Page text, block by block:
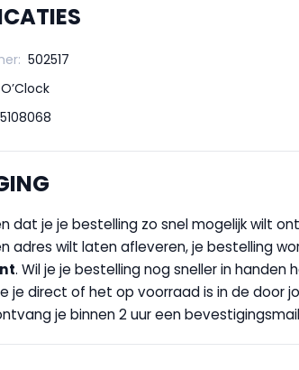
502517
dat je je bestelling zo snel mogelijk wilt
adres wilt laten afleveren, je bestelling
. Wil je je bestelling nog sneller in handen
je direct of het op voorraad is in de door
je binnen 2 uur een